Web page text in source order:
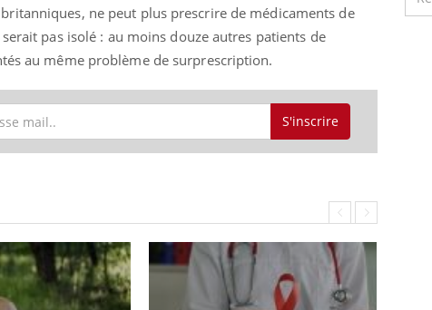
ne peut plus prescrire de médicaments de
pas isolé : au moins douze autres patients de
au même problème de surprescription.
S'inscrire